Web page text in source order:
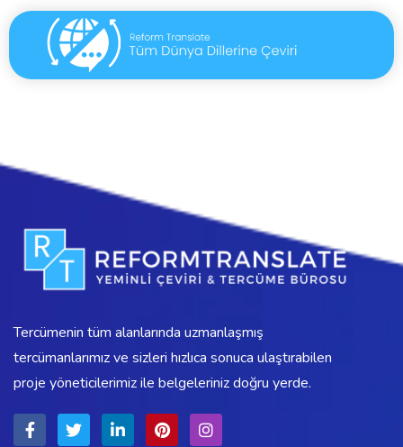
Tercümenin tüm alanlarında uzmanlaşmış
tercümanlarımız ve sizleri hızlıca sonuca ulaştırabilen
proje yöneticilerimiz ile belgeleriniz doğru yerde.